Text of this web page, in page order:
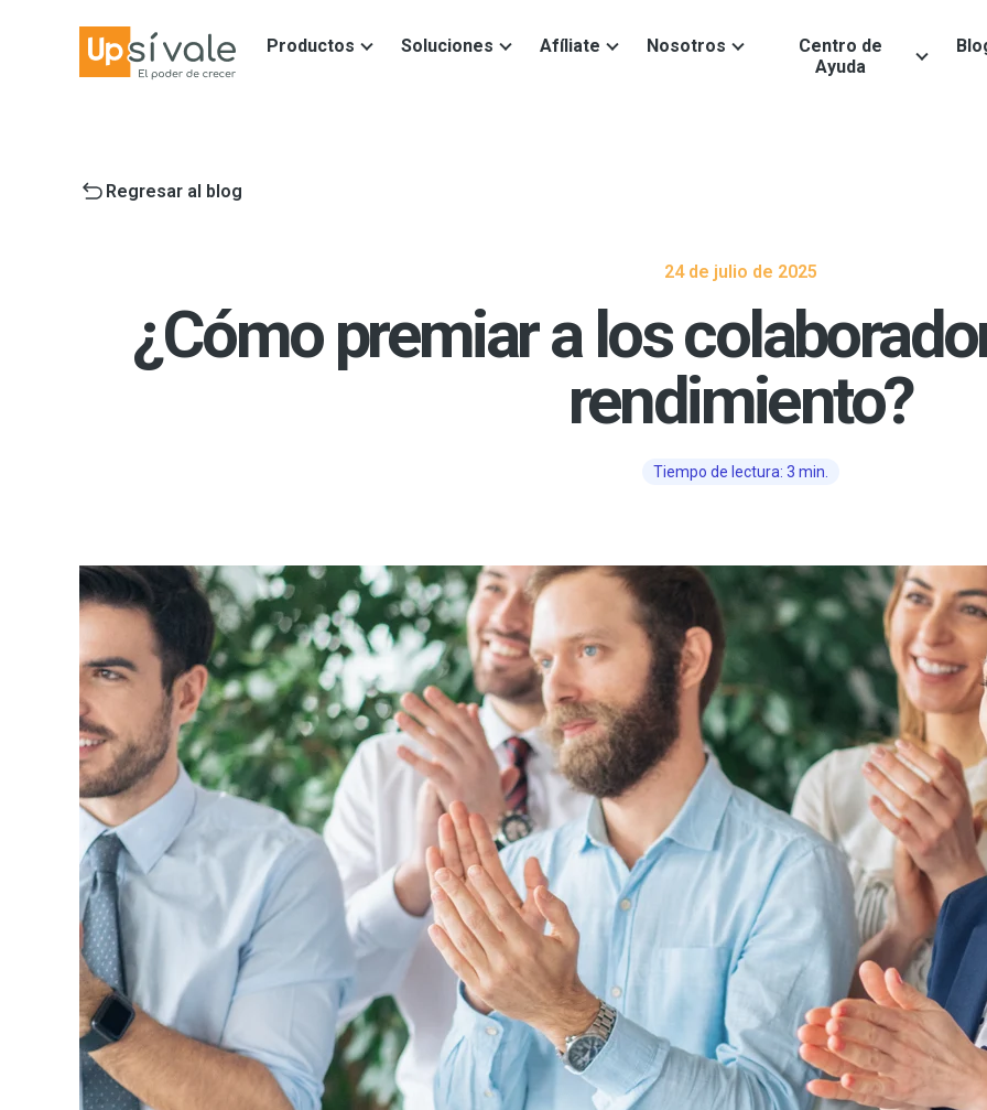
Productos Soluciones Afíliate Nosotros
Centro de
Ayuda
Regresar al blog
24 de julio de 2025
¿Cómo premiar a los
rendimiento?
Tiempo de lectura: 3 min.